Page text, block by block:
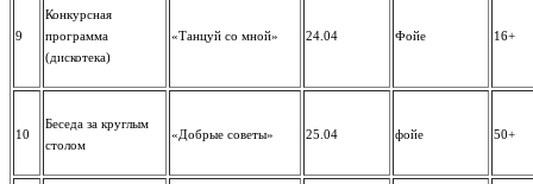
9
Конкурсная
программа
(дискотека)
«Танцуй со мной» 24.04 Фойе 16+
10
Беседа за круглым
столом
«Добрые советы» 25.04 фойе 50+